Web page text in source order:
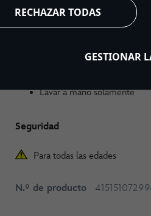
33 × 20 × 24 cm (alto
Lavar a mano solamente
Seguridad
Para todas las edades
N.º de producto
RECHAZAR TODAS
GESTIONAR